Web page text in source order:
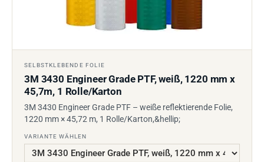
SELBSTKLEBENDE FOLIE
3M 3430 Engineer Grade PTF, weiß, 1220 mm x
45,7m, 1 Rolle/Karton
3M 3430 Engineer Grade PTF – weiße reflektierende Folie,
1220 mm × 45,72 m, 1 Rolle/Karton,&hellip;
VARIANTE WÄHLEN